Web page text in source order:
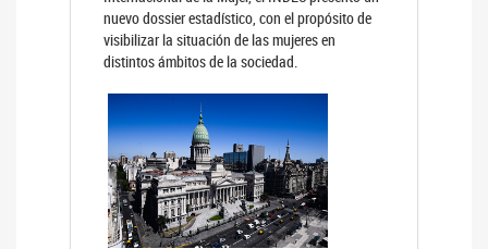
nuevo dossier estadístico, con el propósito de
visibilizar la situación de las mujeres en
distintos ámbitos de la sociedad.